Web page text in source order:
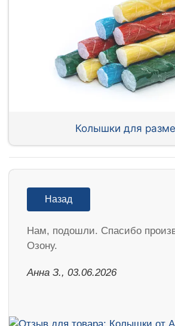
Колышки для
Назад
Нам, подошли. Спасибо
Озону.
Анна З., 03.06.2026